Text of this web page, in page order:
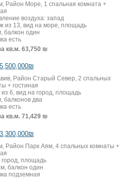
Район Море, 1 спальная комната +
воздуха: запад
из 13, вид на море, площадь
балкон один
есть
кв.м. 63,750 ₪
Район Старый Север, 2 спальных
+ гостиная
из 6, вид на город, площадь
балконов два
есть
кв.м. 71,429 ₪
Район Парк Аям, 4 спальных комнаты +
город, площадь
балкон один
подземная